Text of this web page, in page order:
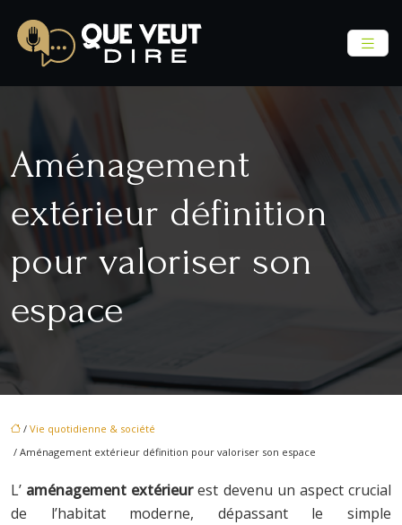
Aménagement
extérieur définition
pour valoriser son
espace
/ Vie quotidienne & société
/ Aménagement extérieur définition pour valoriser son espace
L’ aménagement extérieurest devenu un aspect crucial
de l’habitat moderne, dépassant le simple